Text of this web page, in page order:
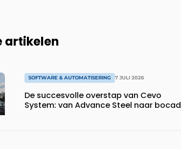
artikelen
SOFTWARE & AUTOMATISERING 7 JULI 2026
De succesvolle overstap van Cevo
System: van Advance Steel naar bocad